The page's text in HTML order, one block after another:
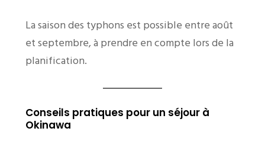
La saison des typhons est possible entre août
et septembre, à prendre en compte lors de la
planification.
Conseils pratiques pour un séjour à
Okinawa